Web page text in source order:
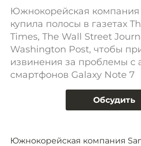
Южнокорейская компания
купила полосы в газетах
Times, The Wall Street
Washington Post, чтобы
извинения за проблемы с
смартфонов Galaxy Note 7
Обсудить
Южнокорейская компания